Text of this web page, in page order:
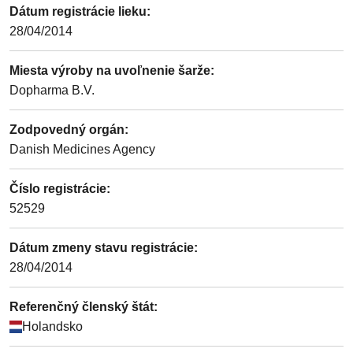
Dátum registrácie lieku:
28/04/2014
Miesta výroby na uvoľnenie šarže:
Dopharma B.V.
Zodpovedný orgán:
Danish Medicines Agency
Číslo registrácie:
52529
Dátum zmeny stavu registrácie:
28/04/2014
Referenčný členský štát:
Holandsko